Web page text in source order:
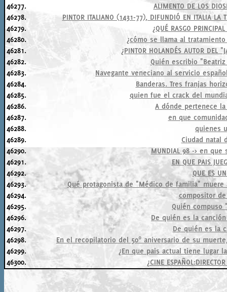
46277.
ALIMENTO DE LOS
46278.
PINTOR ITALIANO (1431-77), DIFUNDIÓ EN ITALIA LA
46279.
¿QUÉ RASGO
46280.
¿cómo se llama al
46281.
¿PINTOR HOLANDÉS AUTOR DEL
46282.
Quién escribio
46283.
Navegante veneciano al servicio
46284.
Banderas. Tres franjas
46285.
quien fue el crack del
46286.
A dónde pertenece
46287.
en que
46288.
quienes
46289.
Ciudad natal
46290.
MUNDIAL 98 -> en
46291.
EN QUE PAIS
46292.
QUE ES
46293.
Qué protagonista de "Médico de familia"
46294.
compositor
46295.
Quién compuso
46296.
De quién es la
46297.
De quién es la
46298.
En el recopilatorio del 50º aniversario de su
46299.
¿En que pais actual tiene lugar
46300.
¿CINE